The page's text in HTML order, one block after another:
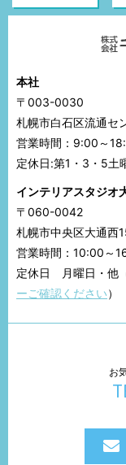
本社
〒003-0030
札幌市白石区流通セ
営業時間：9:00～
定休日:第1・3・5土
インテリアスタジオ
〒060-0042
札幌市中央区大通西
営業時間：10:00～
定休日 月曜日・他
ーご確認ください）
お